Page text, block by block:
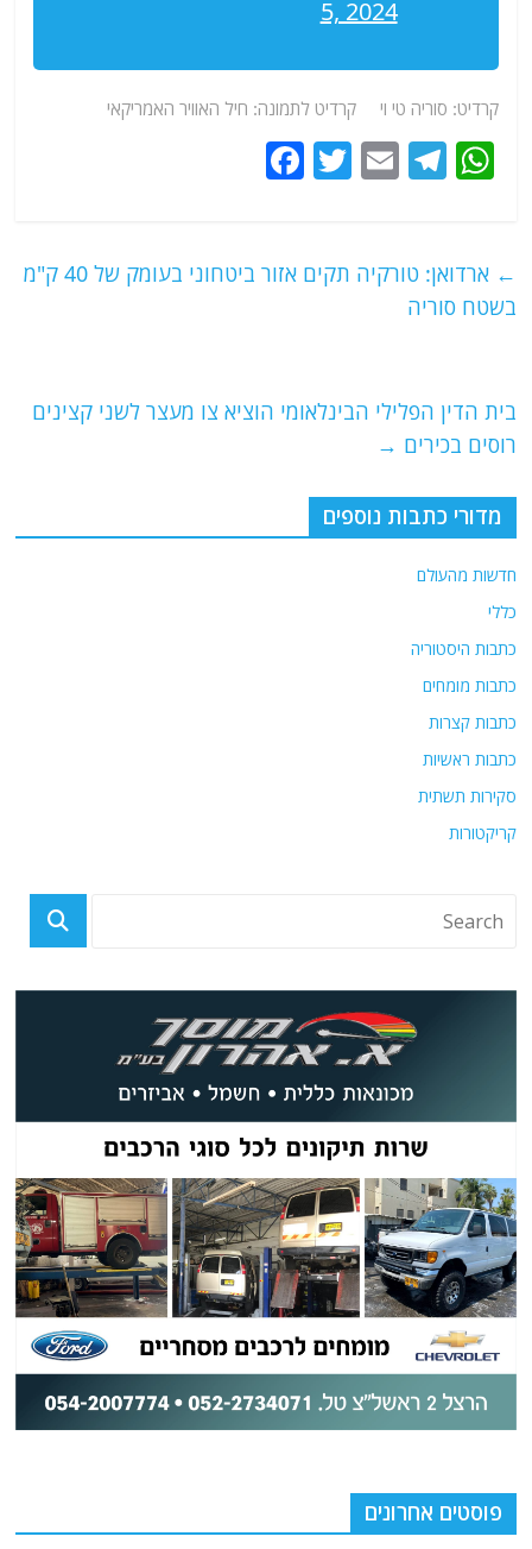
5, 2024
קרדיט: סוריה טי וי קרדיט לתמונה: חיל האוויר האמריקאי
W
s
A
T
g
E
l
T
er
e
k
←
ארדואן: טורקיה תקים אזור ביטחוני בעומק של 40 ק"מ
בשטח סוריה
בית הדין הפלילי הבינלאומי הוציא צו מעצר לשני קצינים
רוסים בכירים →
מדורי כתבות נוספים
חדשות מהעולם
כללי
כתבות היסטוריה
כתבות מומחים
כתבות קצרות
כתבות ראשיות
סקירות תשתית
קריקטורות
פוסטים אחרונים